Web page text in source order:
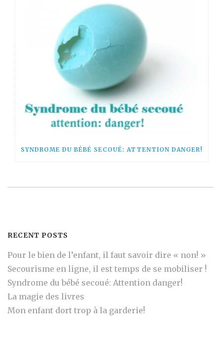
SYNDROME DU BÉBÉ SECOUÉ: ATTENTION DANGER!
RECENT POSTS
Pour le bien de l’enfant, il faut savoir dire « non! »
Secourisme en ligne, il est temps de se mobiliser !
Syndrome du bébé secoué: Attention danger!
La magie des livres
Mon enfant dort trop à la garderie!